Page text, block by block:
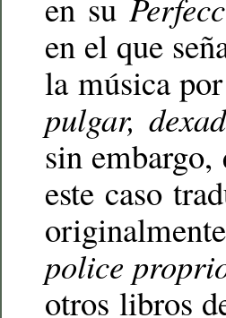
en el que
la música
pulgar,
sin embargo,
este caso
police
otros libros